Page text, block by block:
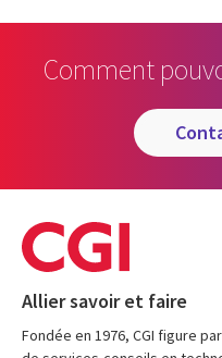
Comment
Allier savoir et faire
Fondée en 1976, CGI figure